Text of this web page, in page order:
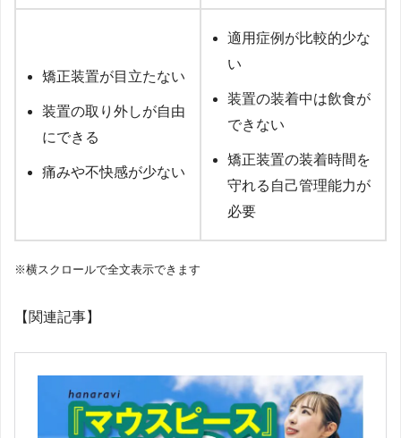
矯正装置が目立たない
装置の取り外しが自由
にできる
痛みや不快感が少ない
適用症例が比較的少な
い
装置の装着中は飲食が
できない
矯正装置の装着時間を
守れる自己管理能力が
必要
※横スクロールで全文表示できます
【関連記事】